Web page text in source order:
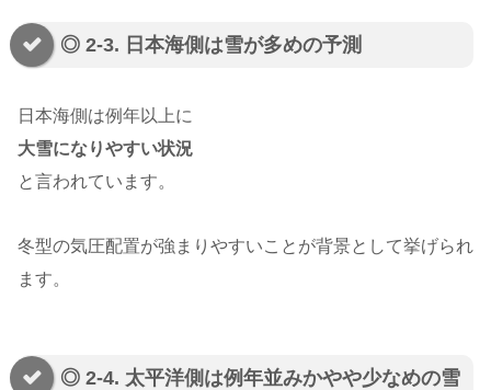
◎ 2-3. 日本海側は雪が多めの予測
日本海側は例年以上に
大雪になりやすい状況
と言われています。
冬型の気圧配置が強まりやすいことが背景として挙げられ
ます。
◎ 2-4. 太平洋側は例年並みかやや少なめの雪